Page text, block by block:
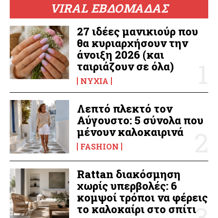
VIRAL ΕΒΔΟΜΑΔΑΣ
27 ιδέες μανικιούρ που
θα κυριαρχήσουν την
άνοιξη 2026 (και
ταιριάζουν σε όλα)
ΝΎΧΙΑ
Λεπτό πλεκτό τον
Αύγουστο: 5 σύνολα που
μένουν καλοκαιρινά
FASHION
Rattan διακόσμηση
χωρίς υπερβολές: 6
κομψοί τρόποι να φέρεις
το καλοκαίρι στο σπίτι